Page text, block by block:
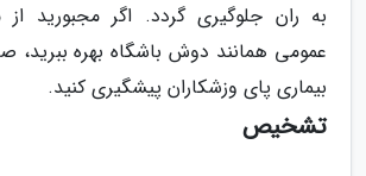
به ران جلوگیری گردد. اگر مجبورید
عمومی همانند دوش باشگاه بهره ببرید،
بیماری پای وزشکاران پیشگیری کنید.
تشخیص